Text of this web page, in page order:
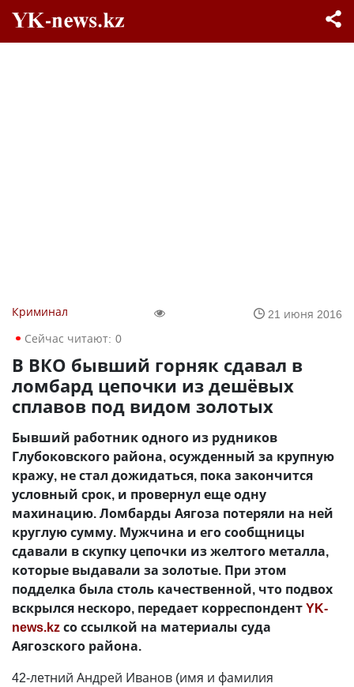
Криминал
21 июня 2016
Сейчас читают: 0
В ВКО бывший горняк сдавал в
ломбард цепочки из дешёвых
сплавов под видом золотых
Бывший работник одного из рудников
Глубоковского района, осужденный за крупную
кражу, не стал дожидаться, пока закончится
условный срок, и провернул еще одну
махинацию. Ломбарды Аягоза потеряли на ней
круглую сумму. Мужчина и его сообщницы
сдавали в скупку цепочки из желтого металла,
которые выдавали за золотые. При этом
подделка была столь качественной, что подвох
вскрылся нескоро, передает корреспондентYK-
news.kzсо ссылкой на материалы суда
Аягозского района.
42-летний Андрей Иванов (имя и фамилия